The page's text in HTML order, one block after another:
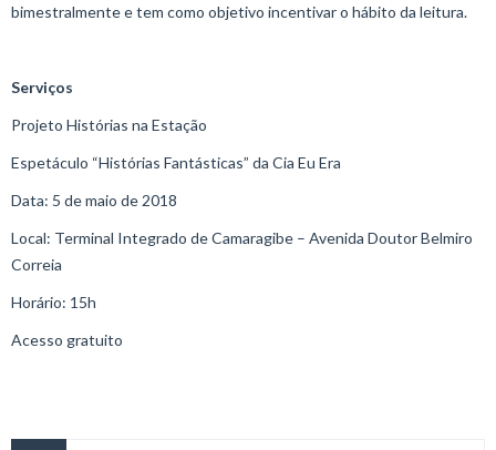
bimestralmente e tem como objetivo incentivar o hábito da leitura.
Serviços
Projeto Histórias na Estação
Espetáculo “Histórias Fantásticas” da Cia Eu Era
Data: 5 de maio de 2018
Local: Terminal Integrado de Camaragibe – Avenida Doutor Belmiro
Correia
Horário: 15h
Acesso gratuito